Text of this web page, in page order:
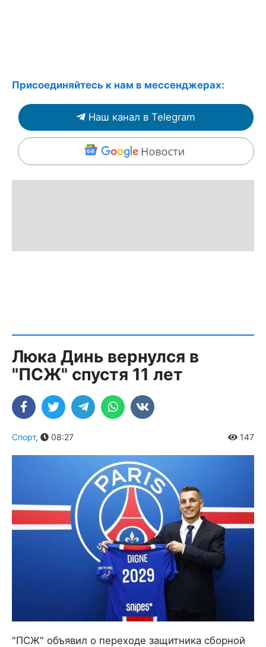
Присоединяйтесь к нам в мессенджерах:
Наш канал в Telegram
Люка Динь вернулся в
"ПСЖ" спустя 11 лет
Спорт, 08:27 147
"ПСЖ" объявил о переходе защитника сборной